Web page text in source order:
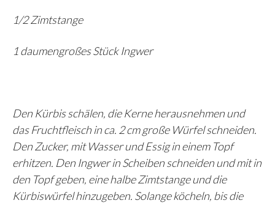
1/2 Zimtstange
1 daumengroßes Stück Ingwer
Den Kürbis schälen, die Kerne herausnehmen und
das Fruchtfleisch in ca. 2 cm große Würfel schneiden.
Den Zucker, mit Wasser und Essig in einem Topf
erhitzen. Den Ingwer in Scheiben schneiden und mit in
den Topf geben, eine halbe Zimtstange und die
Kürbiswürfel hinzugeben. Solange köcheln, bis die